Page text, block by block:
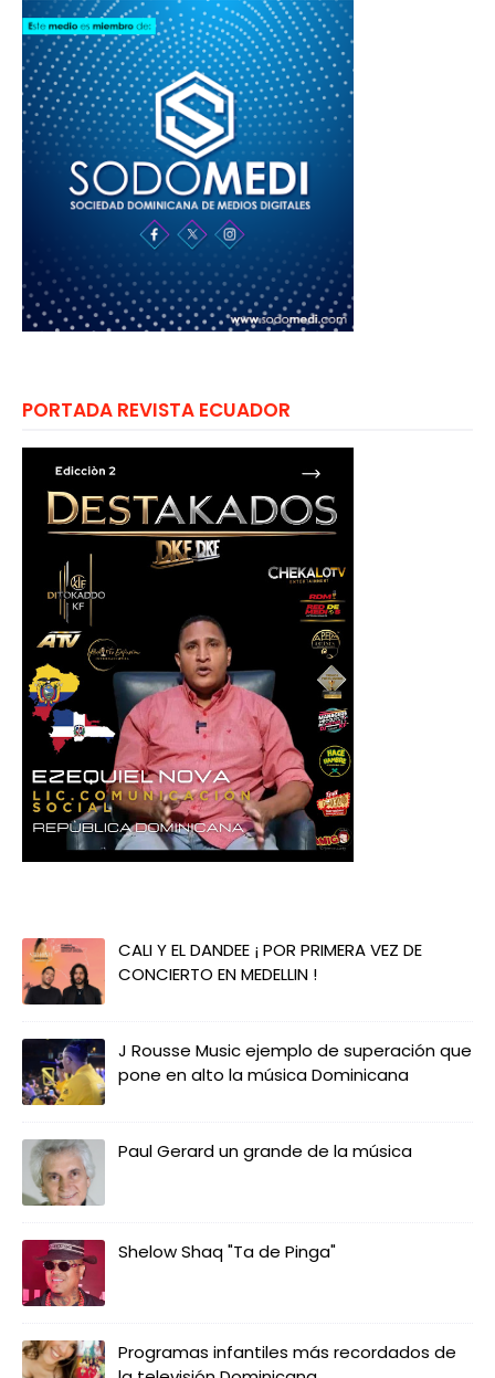
PORTADA REVISTA ECUADOR
CALI Y EL DANDEE ¡ POR PRIMERA VEZ DE
CONCIERTO EN MEDELLIN !
J Rousse Music ejemplo de superación que
pone en alto la música Dominicana
Paul Gerard un grande de la música
Shelow Shaq "Ta de Pinga"
Programas infantiles más recordados de